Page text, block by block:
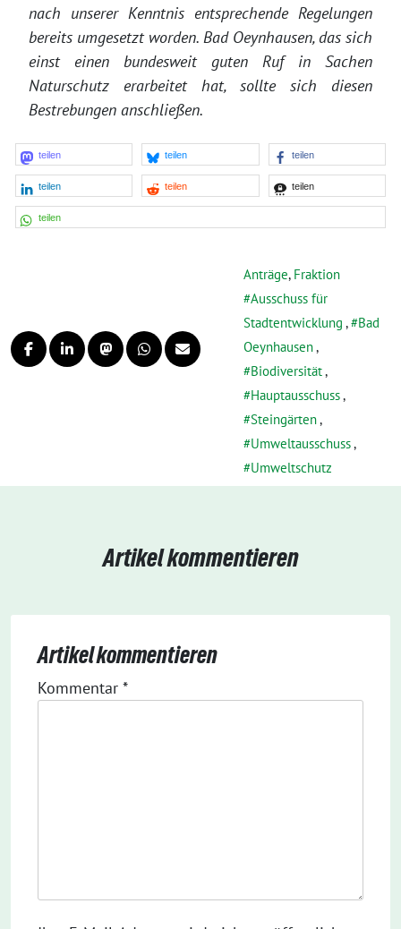
nach unserer Kenntnis entsprechende Regelungen
bereits umgesetzt worden. Bad Oeynhausen, das sich
einst einen bundesweit guten Ruf in Sachen
Naturschutz erarbeitet hat, sollte sich diesen
Bestrebungen anschließen.
teilen teilen teilen
teilen teilen teilen
teilen
Anträge, Fraktion
Ausschuss für
Stadtentwicklung ,
Bad
Oeynhausen,
Biodiversität,
Hauptausschuss,
Steingärten,
Umweltausschuss,
Umweltschutz
Artikel kommentieren
Artikel kommentieren
Kommentar *